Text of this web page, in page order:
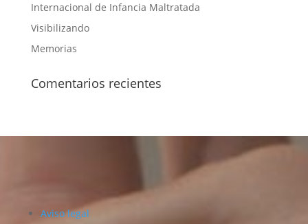
Internacional de Infancia Maltratada
Visibilizando
Memorias
Comentarios recientes
Aviso legal